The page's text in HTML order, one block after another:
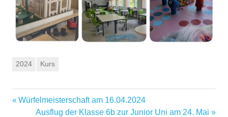
2024 Kurs
Beitragsnavigation
Vorheriger
Beitrag:
Würfelmeisterschaft am 16.04.2024
Nächster
Ausflug der Klasse 6b zur Junior Uni am 24. Mai